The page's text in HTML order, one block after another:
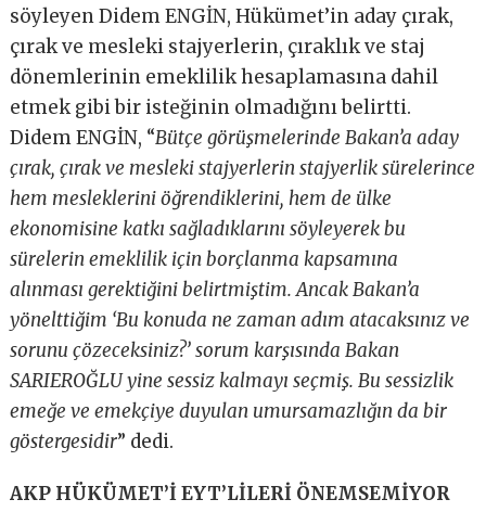
söyleyen Didem ENGİN, Hükümet’in aday çırak,
çırak ve mesleki stajyerlerin, çıraklık ve staj
dönemlerinin emeklilik hesaplamasına dahil
etmek gibi bir isteğinin olmadığını belirtti.
Didem ENGİN, “Bütçe görüşmelerinde Bakan’a aday
çırak, çırak ve mesleki stajyerlerin stajyerlik sürelerince
hem mesleklerini öğrendiklerini, hem de ülke
ekonomisine katkı sağladıklarını söyleyerek bu
sürelerin emeklilik için borçlanma kapsamına
alınması gerektiğini belirtmiştim. Ancak Bakan’a
yönelttiğim ‘Bu konuda ne zaman adım atacaksınız ve
sorunu çözeceksiniz?’ sorum karşısında Bakan
SARIEROĞLU yine sessiz kalmayı seçmiş. Bu sessizlik
emeğe ve emekçiye duyulan umursamazlığın da bir
göstergesidir” dedi.
AKP HÜKÜMET’İ EYT’LİLERİ ÖNEMSEMİYOR